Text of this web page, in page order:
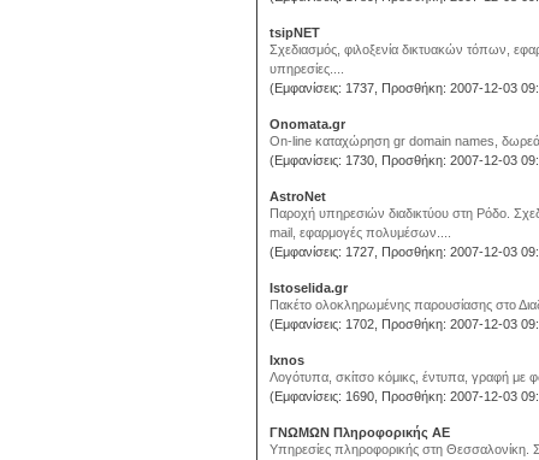
tsipNET
Σχεδιασμός, φιλοξενία δικτυακών τόπων,
υπηρεσίες....
(Εμφανίσεις: 1737, Προσθήκη: 2007-12-03
Onomata.gr
On-line καταχώρηση gr domain names,
(Εμφανίσεις: 1730, Προσθήκη: 2007-12-03
AstroNet
Παροχή υπηρεσιών διαδικτύου στη Ρόδο.
mail, εφαρμογές πολυμέσων....
(Εμφανίσεις: 1727, Προσθήκη: 2007-12-03
Istoselida.gr
Πακέτο ολοκληρωμένης παρουσίασης στο
(Εμφανίσεις: 1702, Προσθήκη: 2007-12-03
Ixnos
Λογότυπα, σκίτσο κόμικς, έντυπα, γραφή με
(Εμφανίσεις: 1690, Προσθήκη: 2007-12-03
ΓΝΩΜΩΝ Πληροφορικής ΑΕ
Υπηρεσίες πληροφορικής στη Θεσσαλονίκη.